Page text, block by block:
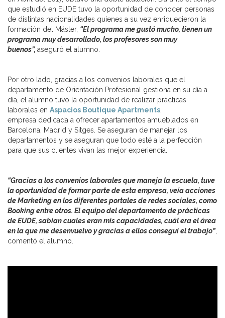
que estudió en EUDE tuvo la oportunidad de conocer personas
de distintas nacionalidades quienes a su vez enriquecieron la
formación del Máster, “El programa me gustó mucho, tienen un
programa muy desarrollado, los profesores son muy
buenos”, aseguró el alumno.
Por otro lado, gracias a los convenios laborales que el
departamento de Orientación Profesional gestiona en su día a
día, el alumno tuvo la oportunidad de realizar prácticas
laborales en Aspacios Boutique Apartments,
empresa dedicada a ofrecer apartamentos amueblados en
Barcelona, Madrid y Sitges. Se aseguran de manejar los
departamentos y se aseguran que todo esté a la perfección
para que sus clientes vivan las mejor experiencia.
“Gracias a los convenios laborales que maneja la escuela, tuve
la oportunidad de formar parte de esta empresa, veía acciones
de Marketing en los diferentes portales de redes sociales, como
Booking entre otros. El equipo del departamento de prácticas
de EUDE, sabían cuales eran mis capacidades, cuál era el área
en la que me desenvuelvo y gracias a ellos conseguí el trabajo”,
comentó el alumno.